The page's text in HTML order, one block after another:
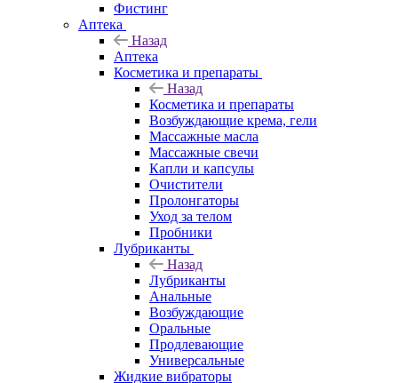
Фистинг
Аптека
Назад
Аптека
Косметика и препараты
Назад
Косметика и препараты
Возбуждающие крема, гели
Массажные масла
Массажные свечи
Капли и капсулы
Очистители
Пролонгаторы
Уход за телом
Пробники
Лубриканты
Назад
Лубриканты
Анальные
Возбуждающие
Оральные
Продлевающие
Универсальные
Жидкие вибраторы